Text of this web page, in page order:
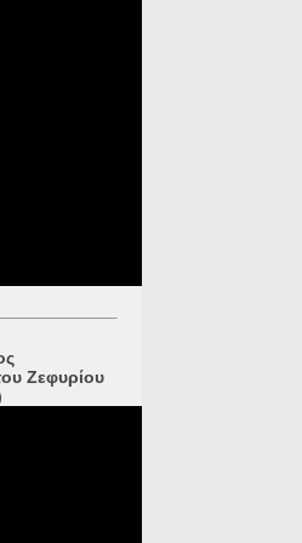
Ζεφυρίου